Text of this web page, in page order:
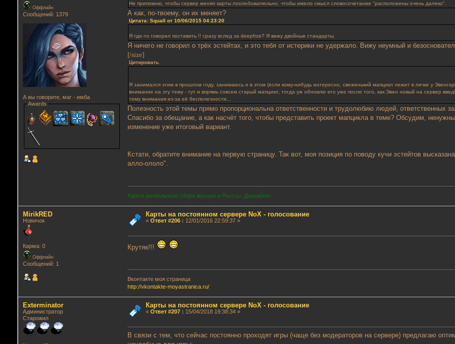
Оффлайн
Сообщений: 1379
А вы говорите, маг - имба
Awards
Не припомню, чтобы сервер менял картыпоследовательно,чтобы имело смысл словосочетание "расположены очень далеко".
А как, по-твоему, он их меняет?
Цитата: Squall от 10/06/2015 04:23:20
Я где-то говорил поставить !! сразу вслед за deepfrze? Я вижу двойные стандарты.
Я ничего не говорил о трёх эстейтах, и это тебя от истерики не удержало. Вижу неумный и
[/size]
Цитировать
Я занимался этим в прошлом году, занимаюсь и в этом (если кому-нибудь интересно, свеженький мапцикл лежит в личке у
внимание на эту тему - тут и впрямь совсем старый мапцикл, тогда уж обновлю его уже после того, как Эвен новый на сервер
тему внимания из-за её бесполезности...
Полезность этой темы прямо пропорциональна ответственности и трудолюбию людей, ответственных
Спасибо за обещание, а как насчёт того, чтобы представить проект мапцикла в теме? Обсудим,
изменение уже итоговый вариант.
Кстати, обратите внимание на первую страницу. Так вот, моя позиция по поводу кучи эстейтов
алло-ололо".
Карта раздельного сбора мусора в России. Дерзайте.
MirikRED
Новичок
Карма: 0
Оффлайн
Сообщений: 1
Карты на постоянном сервере NoX - голосование
« Ответ #206: 12/01/2016 22:59:37 »
Крутяк!!!
Вконтакте моя страница
http://vkontakte-moyastranica.ru/
Exterminator
Администратор
Старожил
Карты на постоянном сервере NoX - голосование
« Ответ #207: 15/04/2018 19:38:34 »
В связи с тем, что сейчас постоянно проходят игры (чаще без модераторов на сервере) предлагаю